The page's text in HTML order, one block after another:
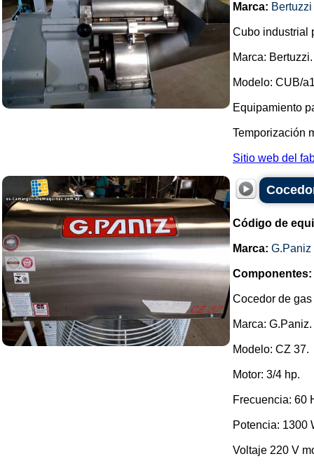
Marca: Bertuzzi
Cubo industrial
Marca: Bertuzzi.
Modelo: CUB/
Equipamiento
Temporización
Sitio web del
Código de
Marca: G.Paniz
Componentes:
Cocedor de
Marca: G.Paniz.
Modelo: CZ 37.
Motor: 3/4 hp.
Frecuencia: 60
Potencia: 1300
Voltaje 220 V